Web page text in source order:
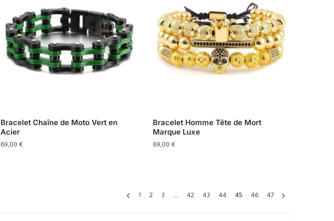
Bracelet Chaîne de Moto Vert en
Acier
69,00€
Bracelet Homme Tête de Mort
Marque Luxe
69,00€
1 2 3 … 42 43 44 45 46 47